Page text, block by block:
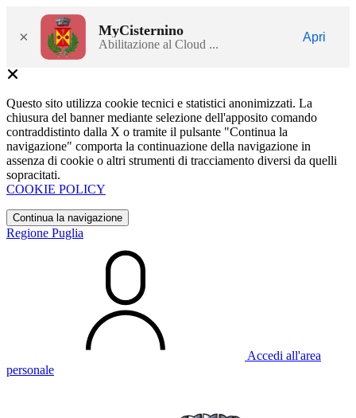
× MyCisternino
Abilitazione al Cloud ...
Apri
Questo sito utilizza cookie tecnici e statistici anonimizzati. La
chiusura del banner mediante selezione dell'apposito comando
contraddistinto dalla X o tramite il pulsante "Continua la
navigazione" comporta la continuazione della navigazione in
assenza di cookie o altri strumenti di tracciamento diversi da quelli
sopracitati.
COOKIE POLICY
Continua la navigazione
Regione Puglia
Accedi all'area
personale